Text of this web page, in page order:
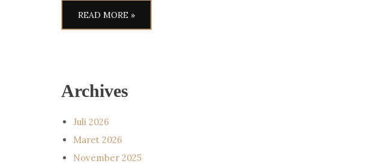
READ MORE »
Archives
Juli 2026
Maret 2026
November 2025